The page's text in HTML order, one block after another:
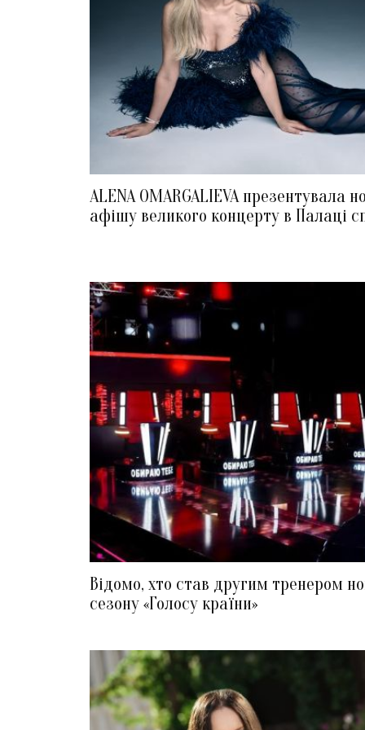
ALENA OMARGALIEVA презентувала
афішу великого концерту в Палаці
Відомо, хто став другим тренером
сезону «Голосу країни»